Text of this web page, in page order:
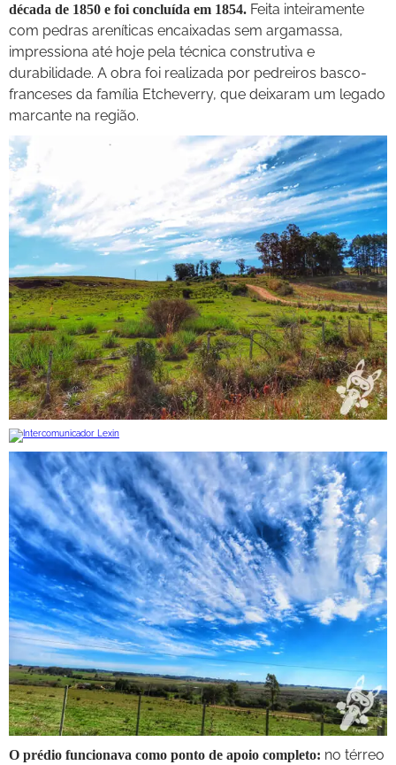
década de 1850 e foi concluída em 1854. Feita inteiramente
com pedras areníticas encaixadas sem argamassa,
impressiona até hoje pela técnica construtiva e
durabilidade. A obra foi realizada por pedreiros basco-
franceses da família Etcheverry, que deixaram um legado
marcante na região.
O prédio funcionava como ponto de apoio completo: no térreo